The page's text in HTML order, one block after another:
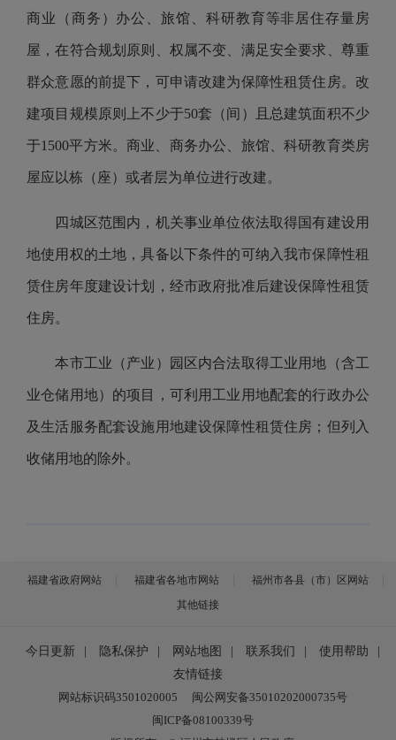
商业（商务）办公、旅馆、科研教育等非居住存量房
屋，在符合规划原则、权属不变、满足安全要求、尊重
群众意愿的前提下，可申请改建为保障性租赁住房。改
建项目规模原则上不少于50套（间）且总建筑面积不少
于1500平方米。商业、商务办公、旅馆、科研教育类房
屋应以栋（座）或者层为单位进行改建。
四城区范围内，机关事业单位依法取得国有建设用
地使用权的土地，具备以下条件的可纳入我市保障性租
赁住房年度建设计划，经市政府批准后建设保障性租赁
住房。
本市工业（产业）园区内合法取得工业用地（含工
业仓储用地）的项目，可利用工业用地配套的行政办公
及生活服务配套设施用地建设保障性租赁住房；但列入
收储用地的除外。
福建省政府网站 福建省各地市网站
福州市各县（市）区网站
其他链接
今日更新 隐私保护 网站地图 联系我们 使用帮助
友情链接
网站标识码3501020005
闽公网安备35010202000735号
闽ICP备08100339号